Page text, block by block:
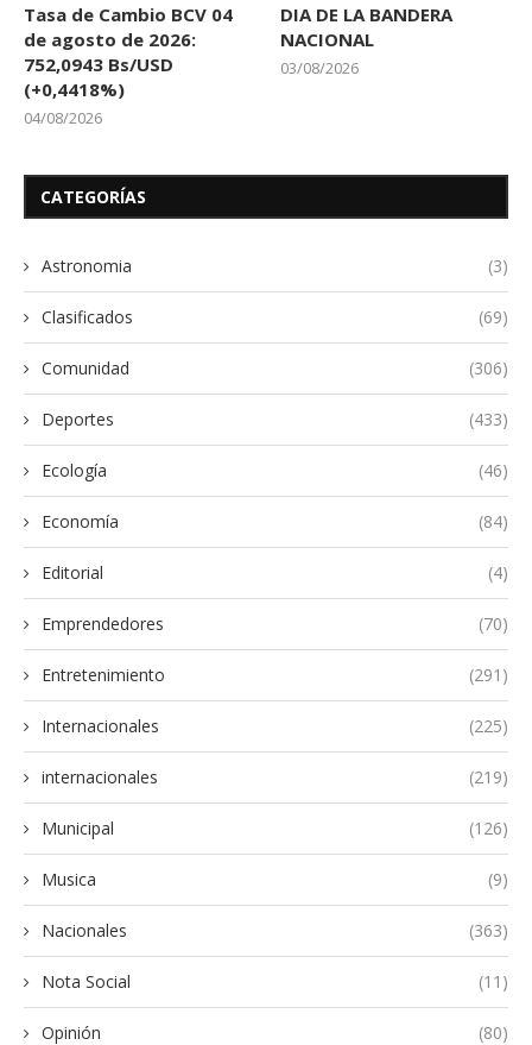
Tasa de Cambio BCV 04
de agosto de 2026:
752,0943 Bs/USD
(+0,4418%)
04/08/2026
DIA DE LA BANDERA
NACIONAL
03/08/2026
CATEGORÍAS
Astronomia (3)
Clasificados (69)
Comunidad (306)
Deportes (433)
Ecología (46)
Economía (84)
Editorial (4)
Emprendedores (70)
Entretenimiento (291)
Internacionales (225)
internacionales (219)
Municipal (126)
Musica (9)
Nacionales (363)
Nota Social (11)
Opinión (80)